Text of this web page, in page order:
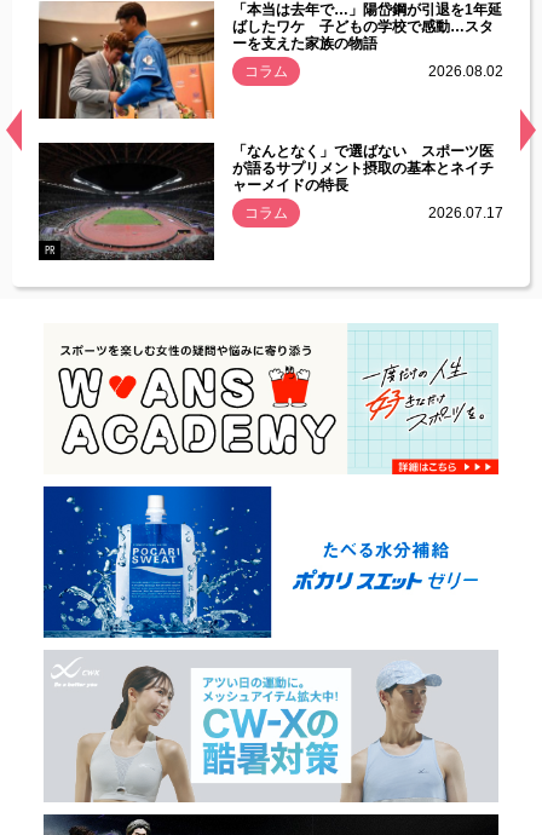
常
「本当は去年で…」陽岱鋼が引退を1年延
ばしたワケ 子どもの学校で感動…スタ
ーを支えた家族の物語
コラム
2026.08.02
PR
「なんとなく」で選ばない スポーツ医
が語るサプリメント摂取の基本とネイチ
ャーメイドの特長
コラム
2026.07.17